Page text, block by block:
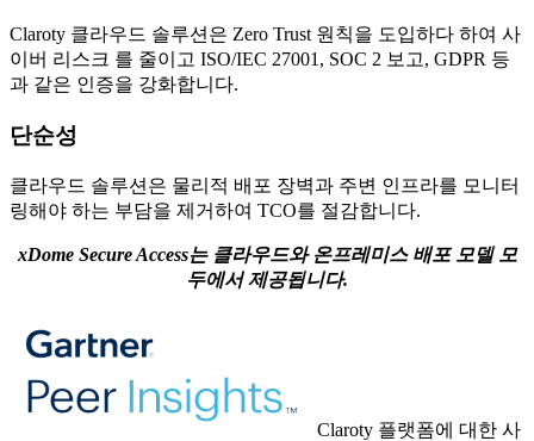
Claroty 클라우드 솔루션은 Zero Trust 원칙을 도입하다 하여 사
이버 리스크 를 줄이고 ISO/IEC 27001, SOC 2 보고, GDPR 등
과 같은 인증을 강화합니다.
단순성
클라우드 솔루션은 물리적 배포 장벽과 주변 인프라를 모니터
링해야 하는 부담을 제거하여 TCO를 절감합니다.
xDome Secure Access는 클라우드와 온프레미스 배포 모델 모
두에서 제공됩니다.
Claroty 플랫폼에 대한 사